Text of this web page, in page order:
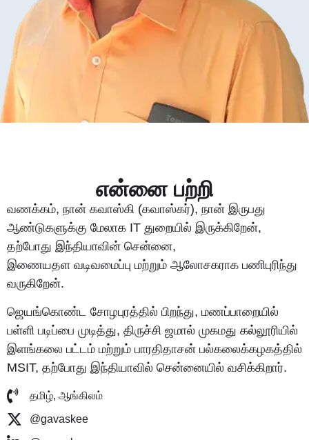
என்னை பற்றி
வணக்கம், நான் கவாஸ்கி (கவாஸ்கர்), நான் இருபது
ஆண்டுகளுக்கு மேலாக IT துறையில் இருக்கிறேன்,
தற்போது இந்தியாவின் சென்னை,
இணையதள வடிவமைப்பு மற்றும் ஆலோசகராக பணிபுரிந்து
வருகிறேன்.
ஜெயங்கொண்ட சோழபுரத்தில் பிறந்து, மணப்பாறையில்
பள்ளி படிப்பை முடித்து, திருச்சி ஜமால் முகமது கல்லூரியில்
இளங்கலை பட்டம் மற்றும் பாரதிதாசன் பல்கலைக்கழகத்தில்
MSIT, தற்போது இந்தியாவில் சென்னையில் வசிக்கிறார்.
தமிழ், ஆங்கிலம்
@gavaskee